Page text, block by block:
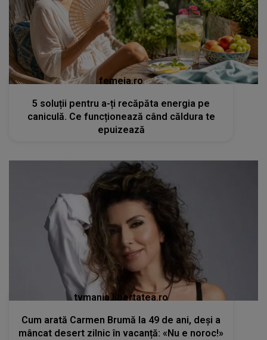
femeia.ro
5 soluții pentru a-ți recăpăta energia pe
caniculă. Ce funcționează când căldura te
epuizează
tvmania.libertatea.ro
Cum arată Carmen Brumă la 49 de ani, deși a
mâncat desert zilnic în vacanță: «Nu e noroc!»